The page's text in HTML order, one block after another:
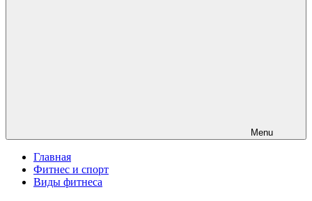
Menu
Главная
Фитнес и спорт
Виды фитнеса